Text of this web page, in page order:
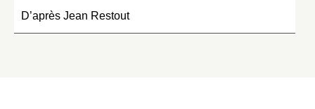
D’après Jean Restout